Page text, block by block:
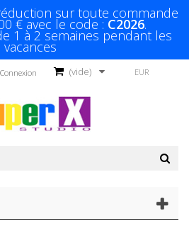
sur toute commande
€ avec le code : C2026.
1 à 2 semaines pendant les
vacances
EUR
(vide)
Connexion